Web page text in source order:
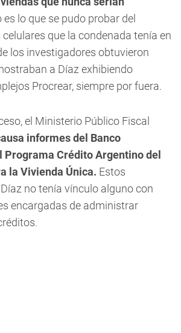
es lo que se pudo probar del
que la condenada tenía en
los investigadores obtuvieron
a Díaz exhibiendo
Procrear, siempre por fuera.
el Ministerio Público Fiscal
informes del Banco
Programa Crédito Argentino del
la Vivienda Única. Estos
no tenía vínculo alguno con
encargadas de administrar